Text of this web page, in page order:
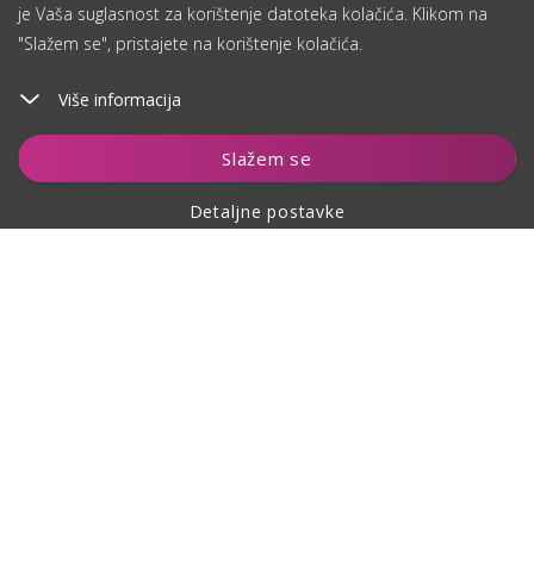
je Vaša suglasnost za korištenje datoteka kolačića. Klikom na
"Slažem se", pristajete na korištenje kolačića.
Više informacija
Slažem se
Detaljne postavke
Dodaj u košaricu